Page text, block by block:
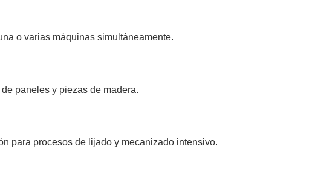
o varias máquinas simultáneamente.
paneles y piezas de madera.
para procesos de lijado y mecanizado intensivo.